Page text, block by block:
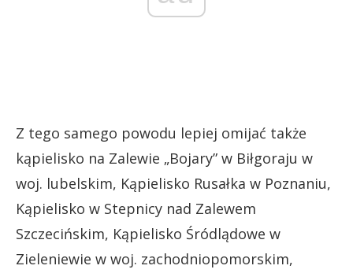
Z tego samego powodu lepiej omijać także
kąpielisko na Zalewie „Bojary” w Biłgoraju w
woj. lubelskim, Kąpielisko Rusałka w Poznaniu,
Kąpielisko w Stepnicy nad Zalewem
Szczecińskim, Kąpielisko Śródlądowe w
Zieleniewie w woj. zachodniopomorskim,